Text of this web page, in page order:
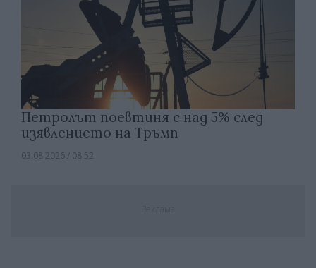
Петролът поевтиня с над 5% след
изявлението на Тръмп
03.08.2026 / 08:52